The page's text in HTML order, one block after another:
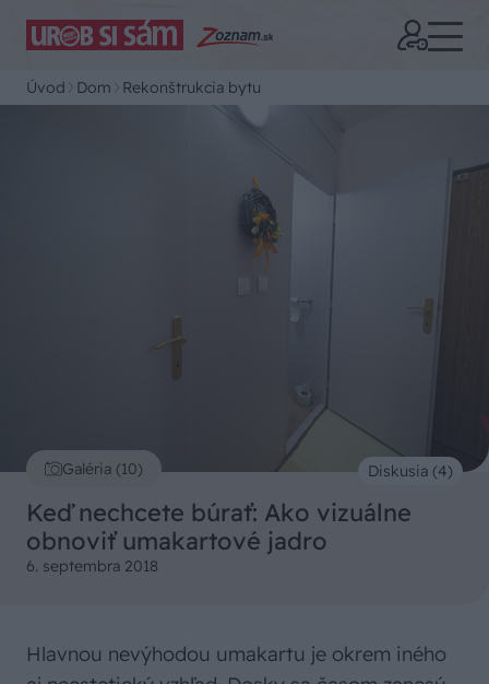
Úvod Dom Rekonštrukcia bytu
Galéria (10)
Keď nechcete búrať: Ako vizuálne
obnoviť umakartové jadro
6. septembra 2018
Diskusia (4)
Hlavnou nevýhodou umakartu je okrem iného